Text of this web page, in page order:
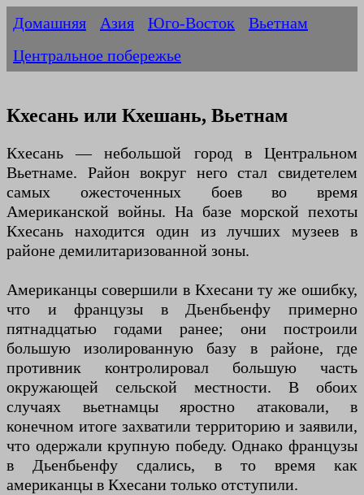
Домашняя Азия Юго-Восток
Вьетнам
Центральное побережье
Кхесань или Кхешань, Вьетнам
Кхесань — небольшой город в Центральном
Вьетнаме. Район вокруг него стал свидетелем
самых ожесточенных боев во время
Американской войны. На базе морской пехоты
Кхесань находится один из лучших музеев в
районе демилитаризованной зоны.
Американцы совершили в Кхесани ту же ошибку,
что и французы в Дьенбьенфу примерно
пятнадцатью годами ранее; они построили
большую изолированную базу в районе, где
противник контролировал большую часть
окружающей сельской местности. В обоих
случаях вьетнамцы яростно атаковали, в
конечном итоге захватили территорию и заявили,
что одержали крупную победу. Однако французы
в Дьенбьенфу сдались, в то время как
американцы в Кхесани только отступили.